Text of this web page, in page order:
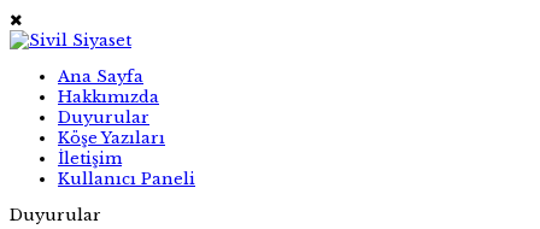
Ana Sayfa
Hakkımızda
Duyurular
Köşe Yazıları
İletişim
Kullanıcı Paneli
Duyurular